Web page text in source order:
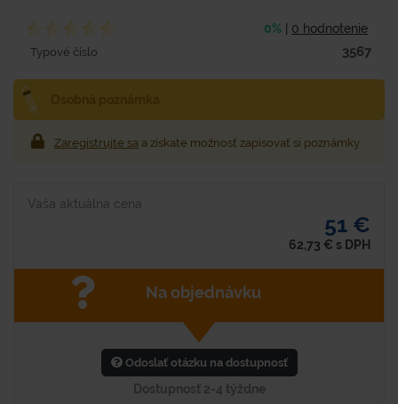
0% 0 hodnotenie
Typové číslo 3567
Zaregistrujte sa a získate možnosť zapisovať si poznámky
Vaša aktuálna cena
51 €
62,73 € s DPH
Na objednávku
Odoslať otázku na dostupnosť
Dostupnosť 2-4 týždne